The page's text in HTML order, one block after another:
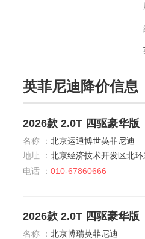
英菲尼迪降价信息
2026款 2.0T 四驱豪华版
名称 ： 北京运通博世英菲尼迪
地址 ： 北京经济技术开发区北
电话 ： 010-67860666
2026款 2.0T 四驱豪华版
名称 ： 北京博瑞英菲尼迪